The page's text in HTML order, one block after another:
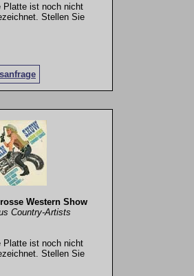
Platte ist noch nicht
Stellen Sie
Western Show
Country-Artists
Platte ist noch nicht
Stellen Sie